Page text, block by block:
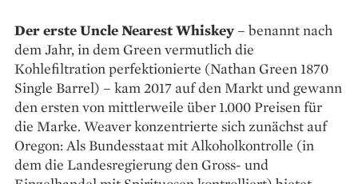
Der erste Uncle Nearest Whiskey – benannt nach
dem Jahr, in dem Green vermutlich die
Kohlefiltration perfektionierte (Nathan Green 1870
Single Barrel) – kam 2017 auf den Markt und gewann
den ersten von mittlerweile über 1.000 Preisen für
die Marke. Weaver konzentrierte sich zunächst auf
Oregon: Als Bundesstaat mit Alkoholkontrolle (in
dem die Landesregierung den Gross- und